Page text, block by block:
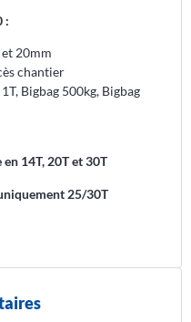
:
20mm
chantier
Bigbag 500kg, Bigbag
14T, 20T et 30T
25/30T